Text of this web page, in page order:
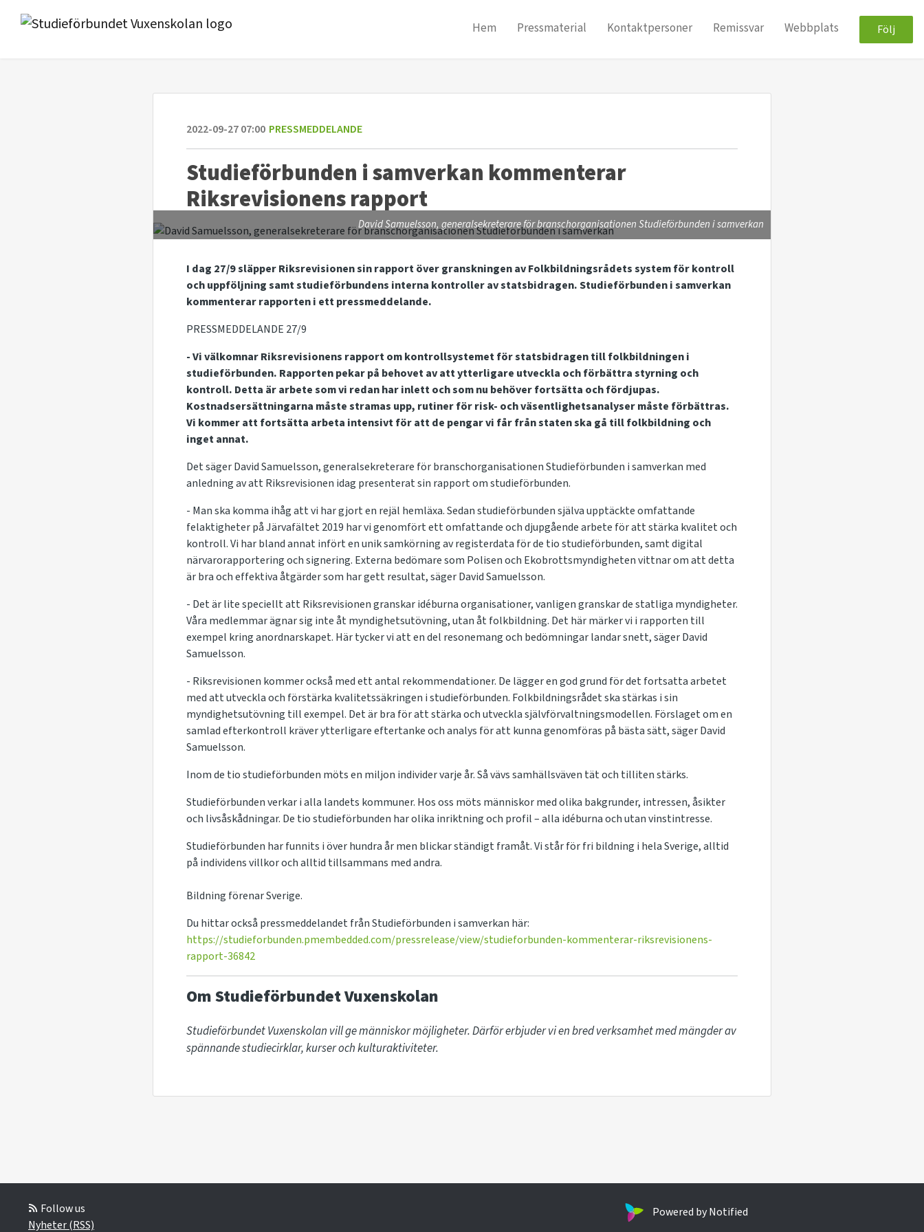
Hem Pressmaterial Kontaktpersoner Remissvar Webbplats Följ
2022-09-27 07:00 PRESSMEDDELANDE
Studieförbunden i samverkan kommenterar
Riksrevisionens rapport
David Samuelsson, generalsekreterare för branschorganisationen Studieförbunden i samverkan
I dag 27/9 släpper Riksrevisionen sin rapport över granskningen av Folkbildningsrådets system för kontroll
och uppföljning samt studieförbundens interna kontroller av statsbidragen. Studieförbunden i samverkan
kommenterar rapporten i ett pressmeddelande.
PRESSMEDDELANDE 27/9
- Vi välkomnar Riksrevisionens rapport om kontrollsystemet för statsbidragen till folkbildningen i
studieförbunden. Rapporten pekar på behovet av att ytterligare utveckla och förbättra styrning och
kontroll. Detta är arbete som vi redan har inlett och som nu behöver fortsätta och fördjupas.
Kostnadsersättningarna måste stramas upp, rutiner för risk- och väsentlighetsanalyser måste förbättras.
Vi kommer att fortsätta arbeta intensivt för att de pengar vi får från staten ska gå till folkbildning och
inget annat.
Det säger David Samuelsson, generalsekreterare för branschorganisationen Studieförbunden i samverkan med
anledning av att Riksrevisionen idag presenterat sin rapport om studieförbunden.
- Man ska komma ihåg att vi har gjort en rejäl hemläxa. Sedan studieförbunden själva upptäckte omfattande
felaktigheter på Järvafältet 2019 har vi genomfört ett omfattande och djupgående arbete för att stärka kvalitet och
kontroll. Vi har bland annat infört en unik samkörning av registerdata för de tio studieförbunden, samt digital
närvarorapportering och signering. Externa bedömare som Polisen och Ekobrottsmyndigheten vittnar om att detta
är bra och effektiva åtgärder som har gett resultat, säger David Samuelsson.
- Det är lite speciellt att Riksrevisionen granskar idéburna organisationer, vanligen granskar de statliga myndigheter.
Våra medlemmar ägnar sig inte åt myndighetsutövning, utan åt folkbildning. Det här märker vi i rapporten till
exempel kring anordnarskapet. Här tycker vi att en del resonemang och bedömningar landar snett, säger David
Samuelsson.
- Riksrevisionen kommer också med ett antal rekommendationer. De lägger en god grund för det fortsatta arbetet
med att utveckla och förstärka kvalitetssäkringen i studieförbunden. Folkbildningsrådet ska stärkas i sin
myndighetsutövning till exempel. Det är bra för att stärka och utveckla självförvaltningsmodellen. Förslaget om en
samlad efterkontroll kräver ytterligare eftertanke och analys för att kunna genomföras på bästa sätt, säger David
Samuelsson.
Inom de tio studieförbunden möts en miljon individer varje år. Så vävs samhällsväven tät och tilliten stärks.
Studieförbunden verkar i alla landets kommuner. Hos oss möts människor med olika bakgrunder, intressen, åsikter
och livsåskådningar. De tio studieförbunden har olika inriktning och profil – alla idéburna och utan vinstintresse.
Studieförbunden har funnits i över hundra år men blickar ständigt framåt. Vi står för fri bildning i hela Sverige, alltid
på individens villkor och alltid tillsammans med andra.
Bildning förenar Sverige.
Du hittar också pressmeddelandet från Studieförbunden i samverkan här:
https://studieforbunden.pmembedded.com/pressrelease/view/studieforbunden-kommenterar-riksrevisionens-
rapport-36842
Om Studieförbundet Vuxenskolan
Studieförbundet Vuxenskolan vill ge människor möjligheter. Därför erbjuder vi en bred verksamhet med mängder av
spännande studiecirklar, kurser och kulturaktiviteter.
Follow us
Nyheter (RSS)
Powered by Notified